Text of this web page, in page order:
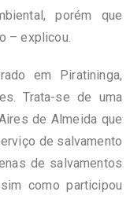
porém que
– explicou.
em Piratininga,
Trata-se de uma
de Almeida que
de salvamento
de salvamentos
como participou